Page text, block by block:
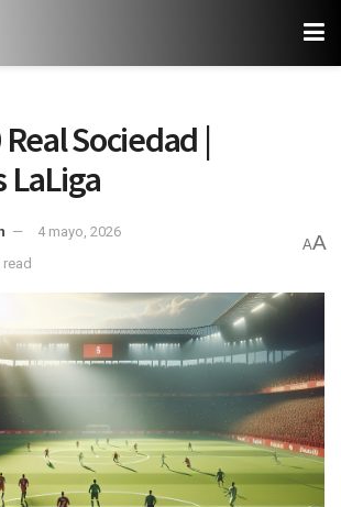
Sociedad |
4 mayo, 2026
AA